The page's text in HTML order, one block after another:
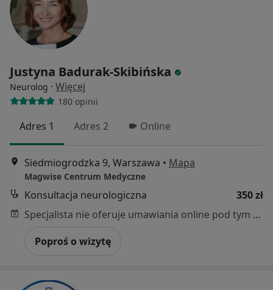
Justyna Badurak-Skibińska
Neurolog · Więcej
180 opinii
Adres 1 Adres 2 Online
Siedmiogrodzka 9, Warszawa • Mapa
Magwise Centrum Medyczne
Konsultacja neurologiczna
350 zł
Specjalista nie oferuje umawiania online pod tym adresem.
Poproś o wizytę